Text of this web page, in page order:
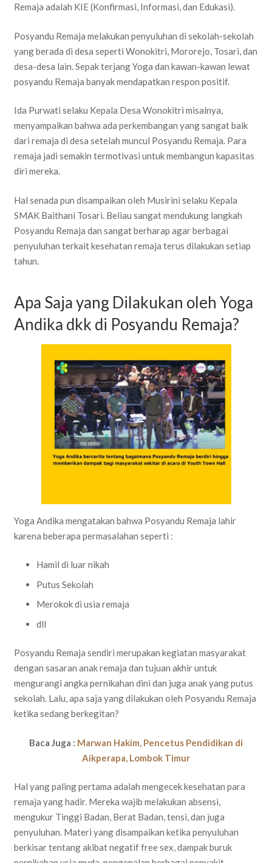
Remaja adalah KIE (Konfirmasi, Informasi, dan Edukasi).
Posyandu Remaja melakukan penyuluhan di sekolah-sekolah
yang berada di desa seperti Wonokitri, Mororejo, Tosari, dan
desa-desa lain. Sepak terjang Yoga dan kawan-kawan lewat
posyandu Remaja banyak mendapatkan respon positif.
Ida Purwati selaku Kepala Desa Wonokitri misalnya,
menyampaikan bahwa ada perkembangan yang sangat baik
dari remaja di desa setelah muncul Posyandu Remaja. Para
remaja jadi semakin termotivasi untuk membangun kapasitas
diri mereka.
Hal senada pun disampaikan oleh Musirini selaku Kepala
SMAK Baithani Tosari. Beliau sangat mendukung langkah
Posyandu Remaja dan sangat berharap agar berbagai
penyuluhan terkait kesehatan remaja terus dilakukan setiap
tahun.
Apa Saja yang Dilakukan oleh Yoga
Andika dkk di Posyandu Remaja?
Yoga Andika mengatakan bahwa Posyandu Remaja lahir
karena beberapa permasalahan seperti :
Hamil di luar nikah
Putus Sekolah
Merokok di usia remaja
dll
Posyandu Remaja sendiri merupakan kegiatan masyarakat
dengan sasaran anak remaja dan tujuan akhir untuk
mengurangi angka pernikahan dini dan juga anak yang putus
sekolah. Lalu, apa saja yang dilakukan oleh Posyandu Remaja
ketika sedang berkegitan?
Baca Juga : Marwan Hakim, Pencetus Pendidikan di
Aikperapa, Lombok Timur
Hal yang paling pertama adalah mengecek kesehatan para
remaja yang hadir. Mereka wajib melakukan absensi,
mengukur Tinggi Badan, Berat Badan, tensi, dan juga
penyuluhan. Materi yang disampaikan ketika penyuluhan
berkisar tentang akibat negatif free sex, dampak buruk